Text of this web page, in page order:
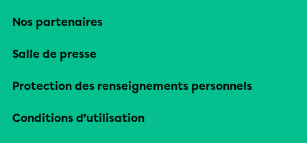
Nos partenaires
Salle de presse
Protection des renseignements personnels
Conditions d’utilisation